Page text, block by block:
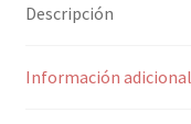
Descripción
Información adicional